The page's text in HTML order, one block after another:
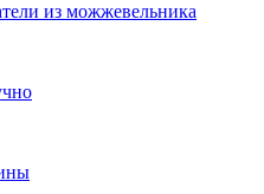
из можжевельника